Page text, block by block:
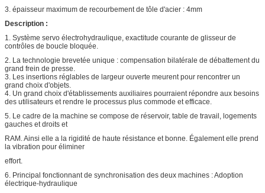
3. épaisseur maximum de recourbement de tôle d'acier : 4mm
Description :
1. Système servo électrohydraulique, exactitude courante de glisseur de
contrôles de boucle bloquée.
2. La technologie brevetée unique : compensation bilatérale de débattement du
grand frein de presse.
3. Les insertions réglables de largeur ouverte meurent pour rencontrer un
grand choix d'objets.
4. Un grand choix d'établissements auxiliaires pourraient répondre aux besoins
des utilisateurs et rendre le processus plus commode et efficace.
5. Le cadre de la machine se compose de réservoir, table de travail, logements
gauches et droits et
RAM. Ainsi elle a la rigidité de haute résistance et bonne. Également elle prend
la vibration pour éliminer
effort.
6. Principal fonctionnant de synchronisation des deux machines : Adoption
électrique-hydraulique